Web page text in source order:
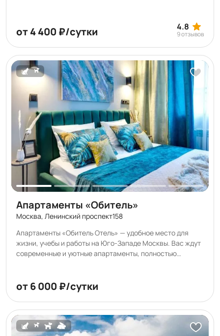
месторасположения отеля и развитую городскую
инфраструктуру, которая его окружает. Мы ценим ваше
время и предлагаем сервис 24/7. Выбирая нас, вы
получаете стильные номера с современной техникой и
мебелью, с огромным спектром дополнительных услуг.
Для вашего удобства забронировать номера можно как
на длительный срок, так и воспользоваться
предложением посуточного проживания.
от 4 400 ₽/сутки 4.8
9 отзывов
Апартаменты «Обитель»
Москва, Ленинский проспект158
Апартаменты «Обитель Отель» — удобное место для
жизни, учебы и работы на Юго-Западе Москвы. Вас ждут
современные и уютные апартаменты, полностью
мебель, ортопедический матрас, полноценная кухня,
современная бытовая техника, Wi-Fi, рабочая зона и всё
необходимое для повседневной жизни создают
атмосферу, в которой вы почувствуете себя как дома.
Заботливый персонал и продуманное пространство
от 6 000 ₽/сутки